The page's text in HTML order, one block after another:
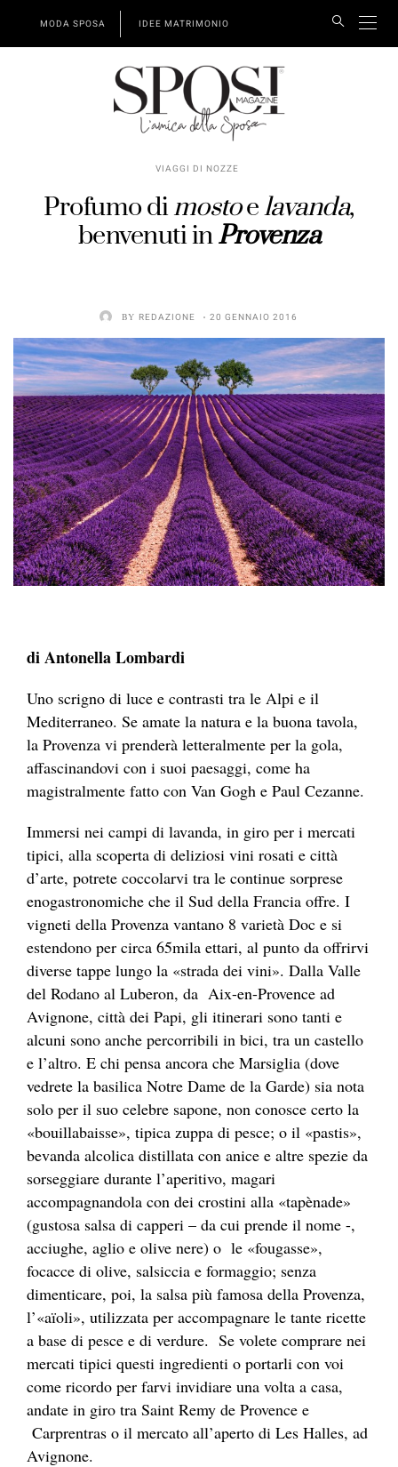
MODA SPOSA IDEE MATRIMONIO
VIAGGI DI NOZZE
Profumo dimostoelavanda,
benvenuti inProvenza
BY REDAZIONE 20 GENNAIO 2016
di Antonella Lombardi
Uno scrigno di luce e contrasti tra le Alpi e il
Mediterraneo. Se amate la natura e la buona tavola,
la Provenza vi prenderà letteralmente per la gola,
affascinandovi con i suoi paesaggi, come ha
magistralmente fatto con Van Gogh e Paul Cezanne.
Immersi nei campi di lavanda, in giro per i mercati
tipici, alla scoperta di deliziosi vini rosati e città
d’arte, potrete coccolarvi tra le continue sorprese
enogastronomiche che il Sud della Francia offre. I
vigneti della Provenza vantano 8 varietà Doc e si
estendono per circa 65mila ettari, al punto da offrirvi
diverse tappe lungo la «strada dei vini». Dalla Valle
del Rodano al Luberon, da Aix-en-Provence ad
Avignone, città dei Papi, gli itinerari sono tanti e
alcuni sono anche percorribili in bici, tra un castello
e l’altro. E chi pensa ancora che Marsiglia (dove
vedrete la basilica Notre Dame de la Garde) sia nota
solo per il suo celebre sapone, non conosce certo la
«bouillabaisse», tipica zuppa di pesce; o il «pastis»,
bevanda alcolica distillata con anice e altre spezie da
sorseggiare durante l’aperitivo, magari
accompagnandola con dei crostini alla «tapènade»
(gustosa salsa di capperi – da cui prende il nome -,
acciughe, aglio e olive nere) o le «fougasse»,
focacce di olive, salsiccia e formaggio; senza
dimenticare, poi, la salsa più famosa della Provenza,
l’«aïoli», utilizzata per accompagnare le tante ricette
a base di pesce e di verdure. Se volete comprare nei
mercati tipici questi ingredienti o portarli con voi
come ricordo per farvi invidiare una volta a casa,
andate in giro tra Saint Remy de Provence e
Carprentras o il mercato all’aperto di Les Halles, ad
Avignone.